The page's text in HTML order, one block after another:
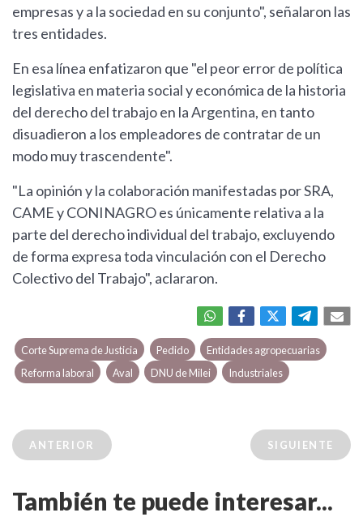
empresas y a la sociedad en su conjunto", señalaron las
tres entidades.
En esa línea enfatizaron que "el peor error de política
legislativa en materia social y económica de la historia
del derecho del trabajo en la Argentina, en tanto
disuadieron a los empleadores de contratar de un
modo muy trascendente".
"La opinión y la colaboración manifestadas por SRA,
CAME y CONINAGRO es únicamente relativa a la
parte del derecho individual del trabajo, excluyendo
de forma expresa toda vinculación con el Derecho
Colectivo del Trabajo", aclararon.
Corte Suprema de Justicia Pedido
Entidades agropecuarias
Reforma laboral
Aval DNU de Milei Industriales
ANTERIOR SIGUIENTE
También te puede interesar...